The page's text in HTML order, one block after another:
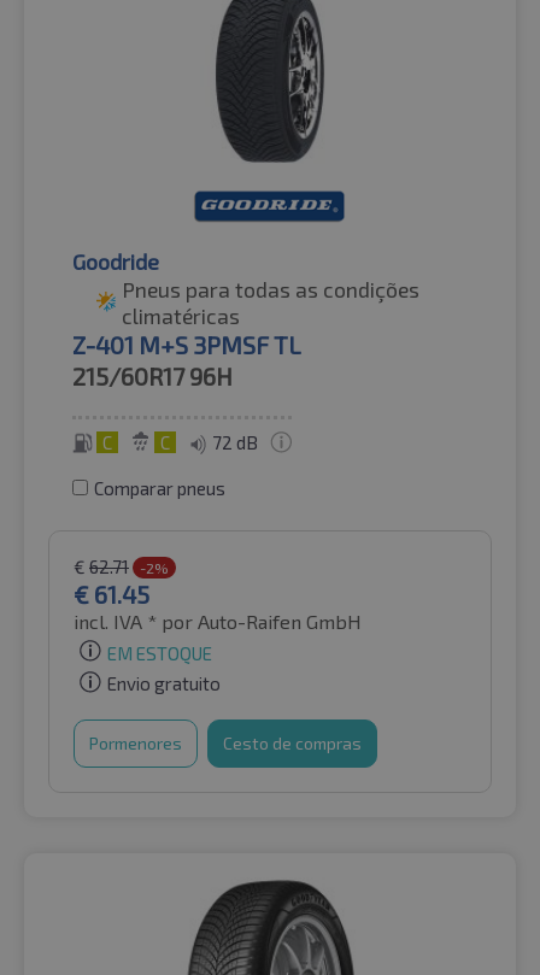
Goodride
Pneus para todas as condições
climatéricas
Z-401 M+S 3PMSF TL
215/60R17 96H
C C 72 dB
Comparar pneus
€ 62.71 -2%
€ 61.45
incl. IVA * por Auto-Raifen GmbH
EM ESTOQUE
Envio gratuito
Pormenores Cesto de compras